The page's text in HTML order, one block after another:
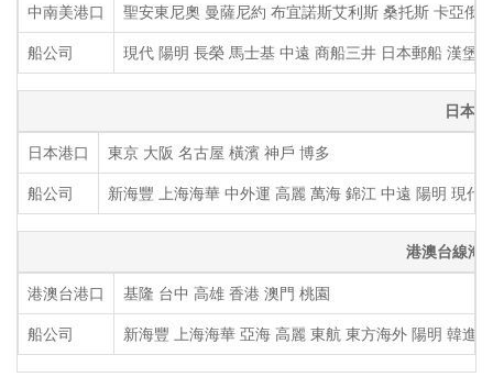
中南美港口
聖安東尼奧 曼薩尼約 布宜諾斯艾利斯 桑托斯 卡亞俄
船公司
現代 陽明 長榮 馬士基 中遠 商船三井 日本郵船 漢堡
日本
日本港口
東京 大阪 名古屋 橫濱 神戶 博多
船公司
新海豐 上海海華 中外運 高麗 萬海 錦江 中遠 陽明 現
港澳台線海
港澳台港口
基隆 台中 高雄 香港 澳門 桃園
船公司
新海豐 上海海華 亞海 高麗 東航 東方海外 陽明 韓進